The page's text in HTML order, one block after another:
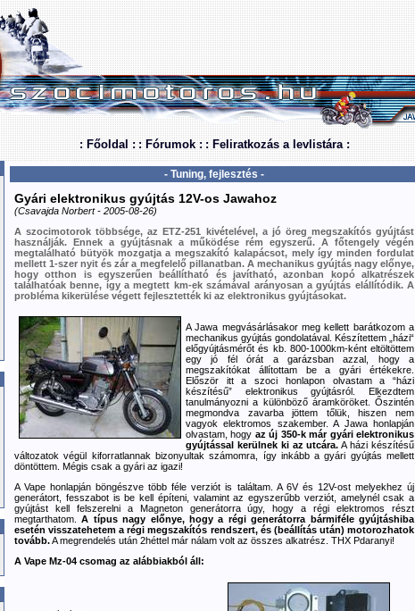
: Főoldal : : Fórumok : : Feliratkozás a levlistára :
- Tuning, fejlesztés -
Gyári elektronikus gyújtás 12V-os Jawahoz
(Csavajda Norbert - 2005-08-26)
A szocimotorok többsége, az ETZ-251 kivételével, a jó öreg megszakítós gyújtást
használják. Ennek a gyújtásnak a működése rém egyszerű. A főtengely végén
megtalálható bütyök mozgatja a megszakító kalapácsot, mely így minden fordulat
mellett 1-szer nyit és zár a megfelelő pillanatban. A mechanikus gyújtás nagy előnye,
hogy otthon is egyszerűen beállítható és javítható, azonban kopó alkatrészek
találhatóak benne, így a megtett km-ek számával arányosan a gyújtás elállítódik. A
probléma kikerülése végett fejlesztették ki az elektronikus gyújtásokat.
A Jawa megvásárlásakor meg kellett barátkozom a
mechanikus gyújtás gondolatával. Készítettem „házi“
előgyújtásmérőt és kb. 800-1000km-ként eltöltöttem
egy jó fél órát a garázsban azzal, hogy a
megszakítókat állítottam be a gyári értékekre.
Először itt a szoci honlapon olvastam a “házi
készítésű” elektronikus gyújtásról. Elkezdtem
tanulmányozni a különböző áramköröket. Őszintén
megmondva zavarba jöttem tőlük, hiszen nem
vagyok elektromos szakember. A Jawa honlapján
olvastam, hogy az új 350-k már gyári elektronikus
gyújtással kerülnek ki az utcára. A házi készítésű
változatok végül kiforratlannak bizonyultak számomra, így inkább a gyári gyújtás mellett
döntöttem. Mégis csak a gyári az igazi!
A Vape honlapján böngészve több féle verziót is találtam. A 6V és 12V-ost melyekhez új
generátort, fesszabot is be kell építeni, valamint az egyszerűbb verziót, amelynél csak a
gyújtást kell felszerelni a Magneton generátorra úgy, hogy a régi elektromos részt
megtarthatom.A típus nagy előnye, hogy a régi generátorra bármiféle gyújtáshiba
esetén visszatehetem a régi megszakítós rendszert, és (beállítás után) motorozhatok
tovább.A megrendelés után 2héttel már nálam volt az összes alkatrész. THX Pdaranyi!
A Vape Mz-04 csomag az alábbiakból áll: